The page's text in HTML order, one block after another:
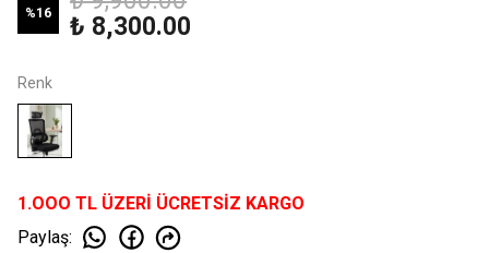
%16
₺ 8,300.00
Renk
1.OOO TL ÜZERİ ÜCRETSİZ KARGO
Paylaş: